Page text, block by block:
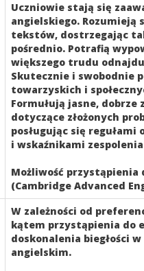
Uczniowie stają się
angielskiego. Rozumieją
tekstów, dostrzegając
pośrednio. Potrafią
większego trudu
Skutecznie i swobodnie
towarzyskich i
Formułują jasne, dobrze
dotyczące złożonych
posługując się
i wskaźnikami
Możliwość przystąpienia
(Cambridge Advanced
W zależności od
kątem przystąpienia do
doskonalenia biegłości
angielskim.